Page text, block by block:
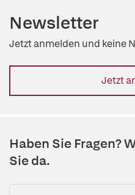
Newsletter
Jetzt anmelden und keine
Jetzt
Haben Sie Fragen?
Sie da.